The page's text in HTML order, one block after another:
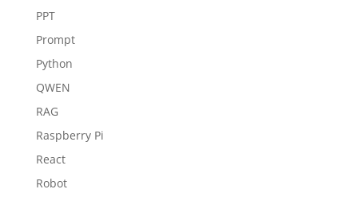
PPT
Prompt
Python
QWEN
RAG
Raspberry Pi
React
Robot